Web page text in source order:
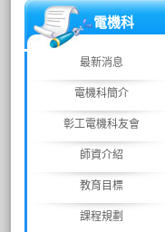
電機科
最新消息
電機科簡介
彰工電機科友會
師資介紹
教育目標
課程規劃